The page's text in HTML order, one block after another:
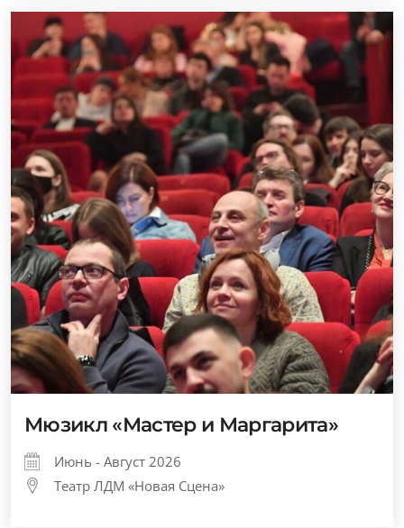
Мюзикл «Мастер и Маргарита»
Июнь - Август 2026
Театр ЛДМ «Новая Сцена»